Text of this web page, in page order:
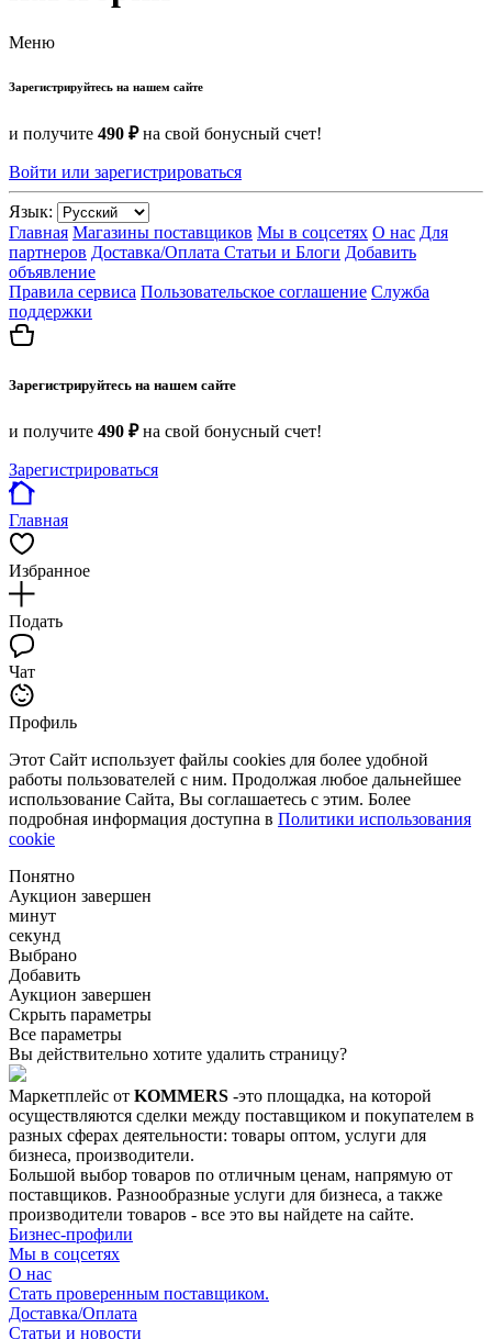
Меню
Зарегистрируйтесь на нашем сайте
и получите 490 ₽на свой бонусный счет!
Войти или зарегистрироваться
Язык:
Главная Магазины поставщиков Мы в соцсетях О нас Для
партнеров Доставка/Оплата Статьи и Блоги Добавить
объявление
Правила сервиса Пользовательское соглашение Служба
поддержки
Зарегистрируйтесь на нашем сайте
и получите 490 ₽на свой бонусный счет!
Зарегистрироваться
Главная
Избранное
Подать
Чат
Профиль
Этот Сайт использует файлы cookies для более удобной
работы пользователей с ним. Продолжая любое дальнейшее
использование Сайта, Вы соглашаетесь с этим. Более
подробная информация доступна в Политики использования
cookie
Понятно
Аукцион завершен
минут
секунд
Выбрано
Добавить
Аукцион завершен
Скрыть параметры
Все параметры
Вы действительно хотите удалить страницу?
Маркетплейс от KOMMERS -это площадка, на которой
осуществляются сделки между поставщиком и покупателем в
разных сферах деятельности: товары оптом, услуги для
бизнеса, производители.
Большой выбор товаров по отличным ценам, напрямую от
поставщиков. Разнообразные услуги для бизнеса, а также
производители товаров - все это вы найдете на сайте.
Бизнес-профили
Мы в соцсетях
О нас
Стать проверенным поставщиком.
Доставка/Оплата
Статьи и новости